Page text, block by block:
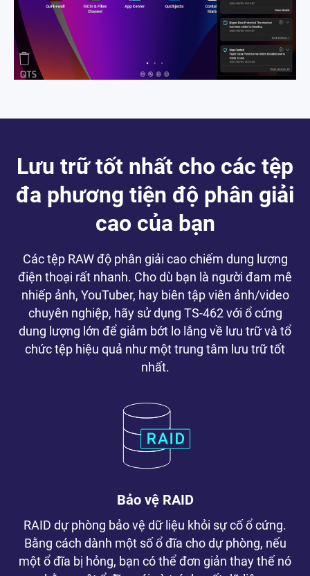
Lưu trữ tốt nhất cho các tệp
đa phương tiện độ phân giải
cao của bạn
Các tệp RAW độ phân giải cao chiếm dung lượng
điện thoại rất nhanh. Cho dù bạn là người đam mê
nhiếp ảnh, YouTuber, hay biên tập viên ảnh/video
chuyên nghiệp, hãy sử dụng TS-462 với ổ cứng
dung lượng lớn để giảm bớt lo lắng về lưu trữ và tổ
chức tệp hiệu quả như một trung tâm lưu trữ tốt
nhất.
Bảo vệ RAID
RAID dự phòng bảo vệ dữ liệu khỏi sự cố ổ cứng.
Bằng cách dành một số ổ đĩa cho dự phòng, nếu
một ổ đĩa bị hỏng, bạn có thể đơn giản thay thế nó